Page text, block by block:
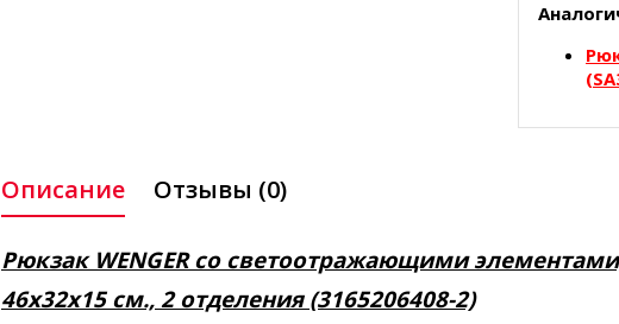
Описание Отзывы (0)
Рюкзак WENGER со светоотражающими
46х32х15 см., 2 отделения (3165206408-2)